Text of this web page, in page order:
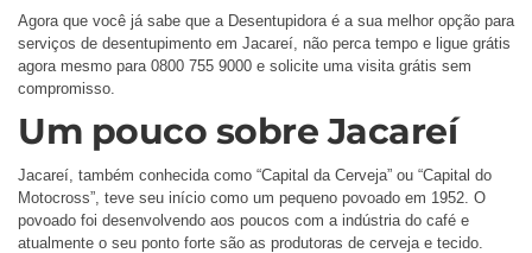
Agora que você já sabe que a Desentupidora é a sua melhor opção para
serviços de desentupimento em Jacareí, não perca tempo e ligue grátis
agora mesmo para 0800 755 9000 e solicite uma visita grátis sem
compromisso.
Um pouco sobre Jacareí
Jacareí, também conhecida como “Capital da Cerveja” ou “Capital do
Motocross”, teve seu início como um pequeno povoado em 1952. O
povoado foi desenvolvendo aos poucos com a indústria do café e
atualmente o seu ponto forte são as produtoras de cerveja e tecido.